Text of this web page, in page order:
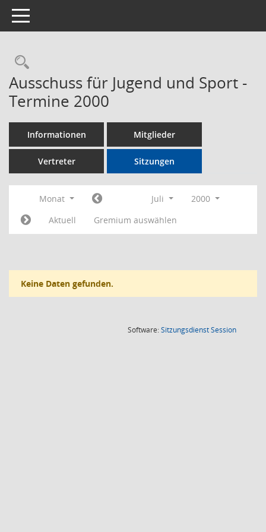
Toggle navigation
Rechercheauswahl
Ausschuss für Jugend und Sport -
Termine 2000
Informationen Mitglieder
Vertreter Sitzungen
Monat Juli
2000
Aktuell
Gremium auswählen
Keine Daten gefunden.
Software:SitzungsdienstSession(Wird in